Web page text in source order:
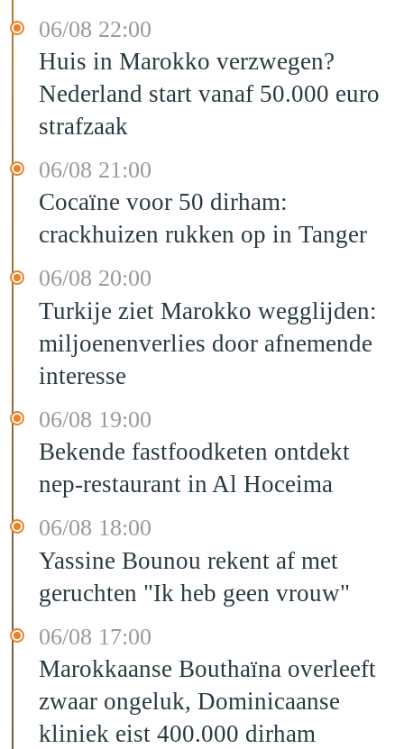
06/08 22:00
Huis in Marokko verzwegen?
Nederland start vanaf 50.000 euro
strafzaak
06/08 21:00
Cocaïne voor 50 dirham:
crackhuizen rukken op in Tanger
06/08 20:00
Turkije ziet Marokko wegglijden:
miljoenenverlies door afnemende
interesse
06/08 19:00
Bekende fastfoodketen ontdekt
nep-restaurant in Al Hoceima
06/08 18:00
Yassine Bounou rekent af met
geruchten "Ik heb geen vrouw"
06/08 17:00
Marokkaanse Bouthaïna overleeft
zwaar ongeluk, Dominicaanse
kliniek eist 400.000 dirham